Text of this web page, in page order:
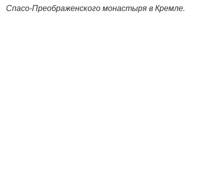
Спасо-Преображенского монастыря в Кремле.